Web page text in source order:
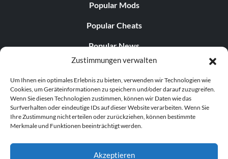
Zustimmungen verwalten
Um Ihnen ein optimales Erlebnis zu bieten, verwenden wir Technologien wie
Cookies, um Geräteinformationen zu speichern und/oder darauf zuzugreifen.
Wenn Sie diesen Technologien zustimmen, können wir Daten wie das
Surfverhalten oder eindeutige IDs auf dieser Website verarbeiten. Wenn Sie
Ihre Zustimmung nicht erteilen oder zurückziehen, können bestimmte
Merkmale und Funktionen beeinträchtigt werden.
Akzeptieren
Popular Mods
Popular Cheats
Popular News
Popular Editorials
Popular Free Games
LATEST UPDATES